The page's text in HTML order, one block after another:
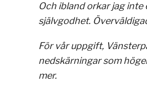
Och ibland orkar jag
självgodhet.
För vår uppgift,
nedskärningar som
mer.